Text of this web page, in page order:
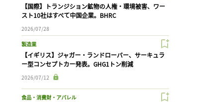
【国際】トランジション鉱物の人権・環境被害、ワー
スト10社はすべて中国企業。BHRC
2026/07/28
製造業
【イギリス】ジャガー・ランドローバー、サーキュラ
ー型コンセプトカー発表。GHG1トン削減
2026/07/12
食品・消費財・アパレル